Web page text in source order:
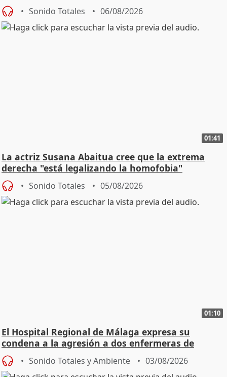
Sonido Totales 06/08/2026
01:41
La actriz Susana Abaitua cree que la extrema
derecha "está legalizando la homofobia"
Sonido Totales 05/08/2026
01:10
El Hospital Regional de Málaga expresa su
condena a la agresión a dos enfermeras de
Urgencias
Sonido Totales y Ambiente 03/08/2026